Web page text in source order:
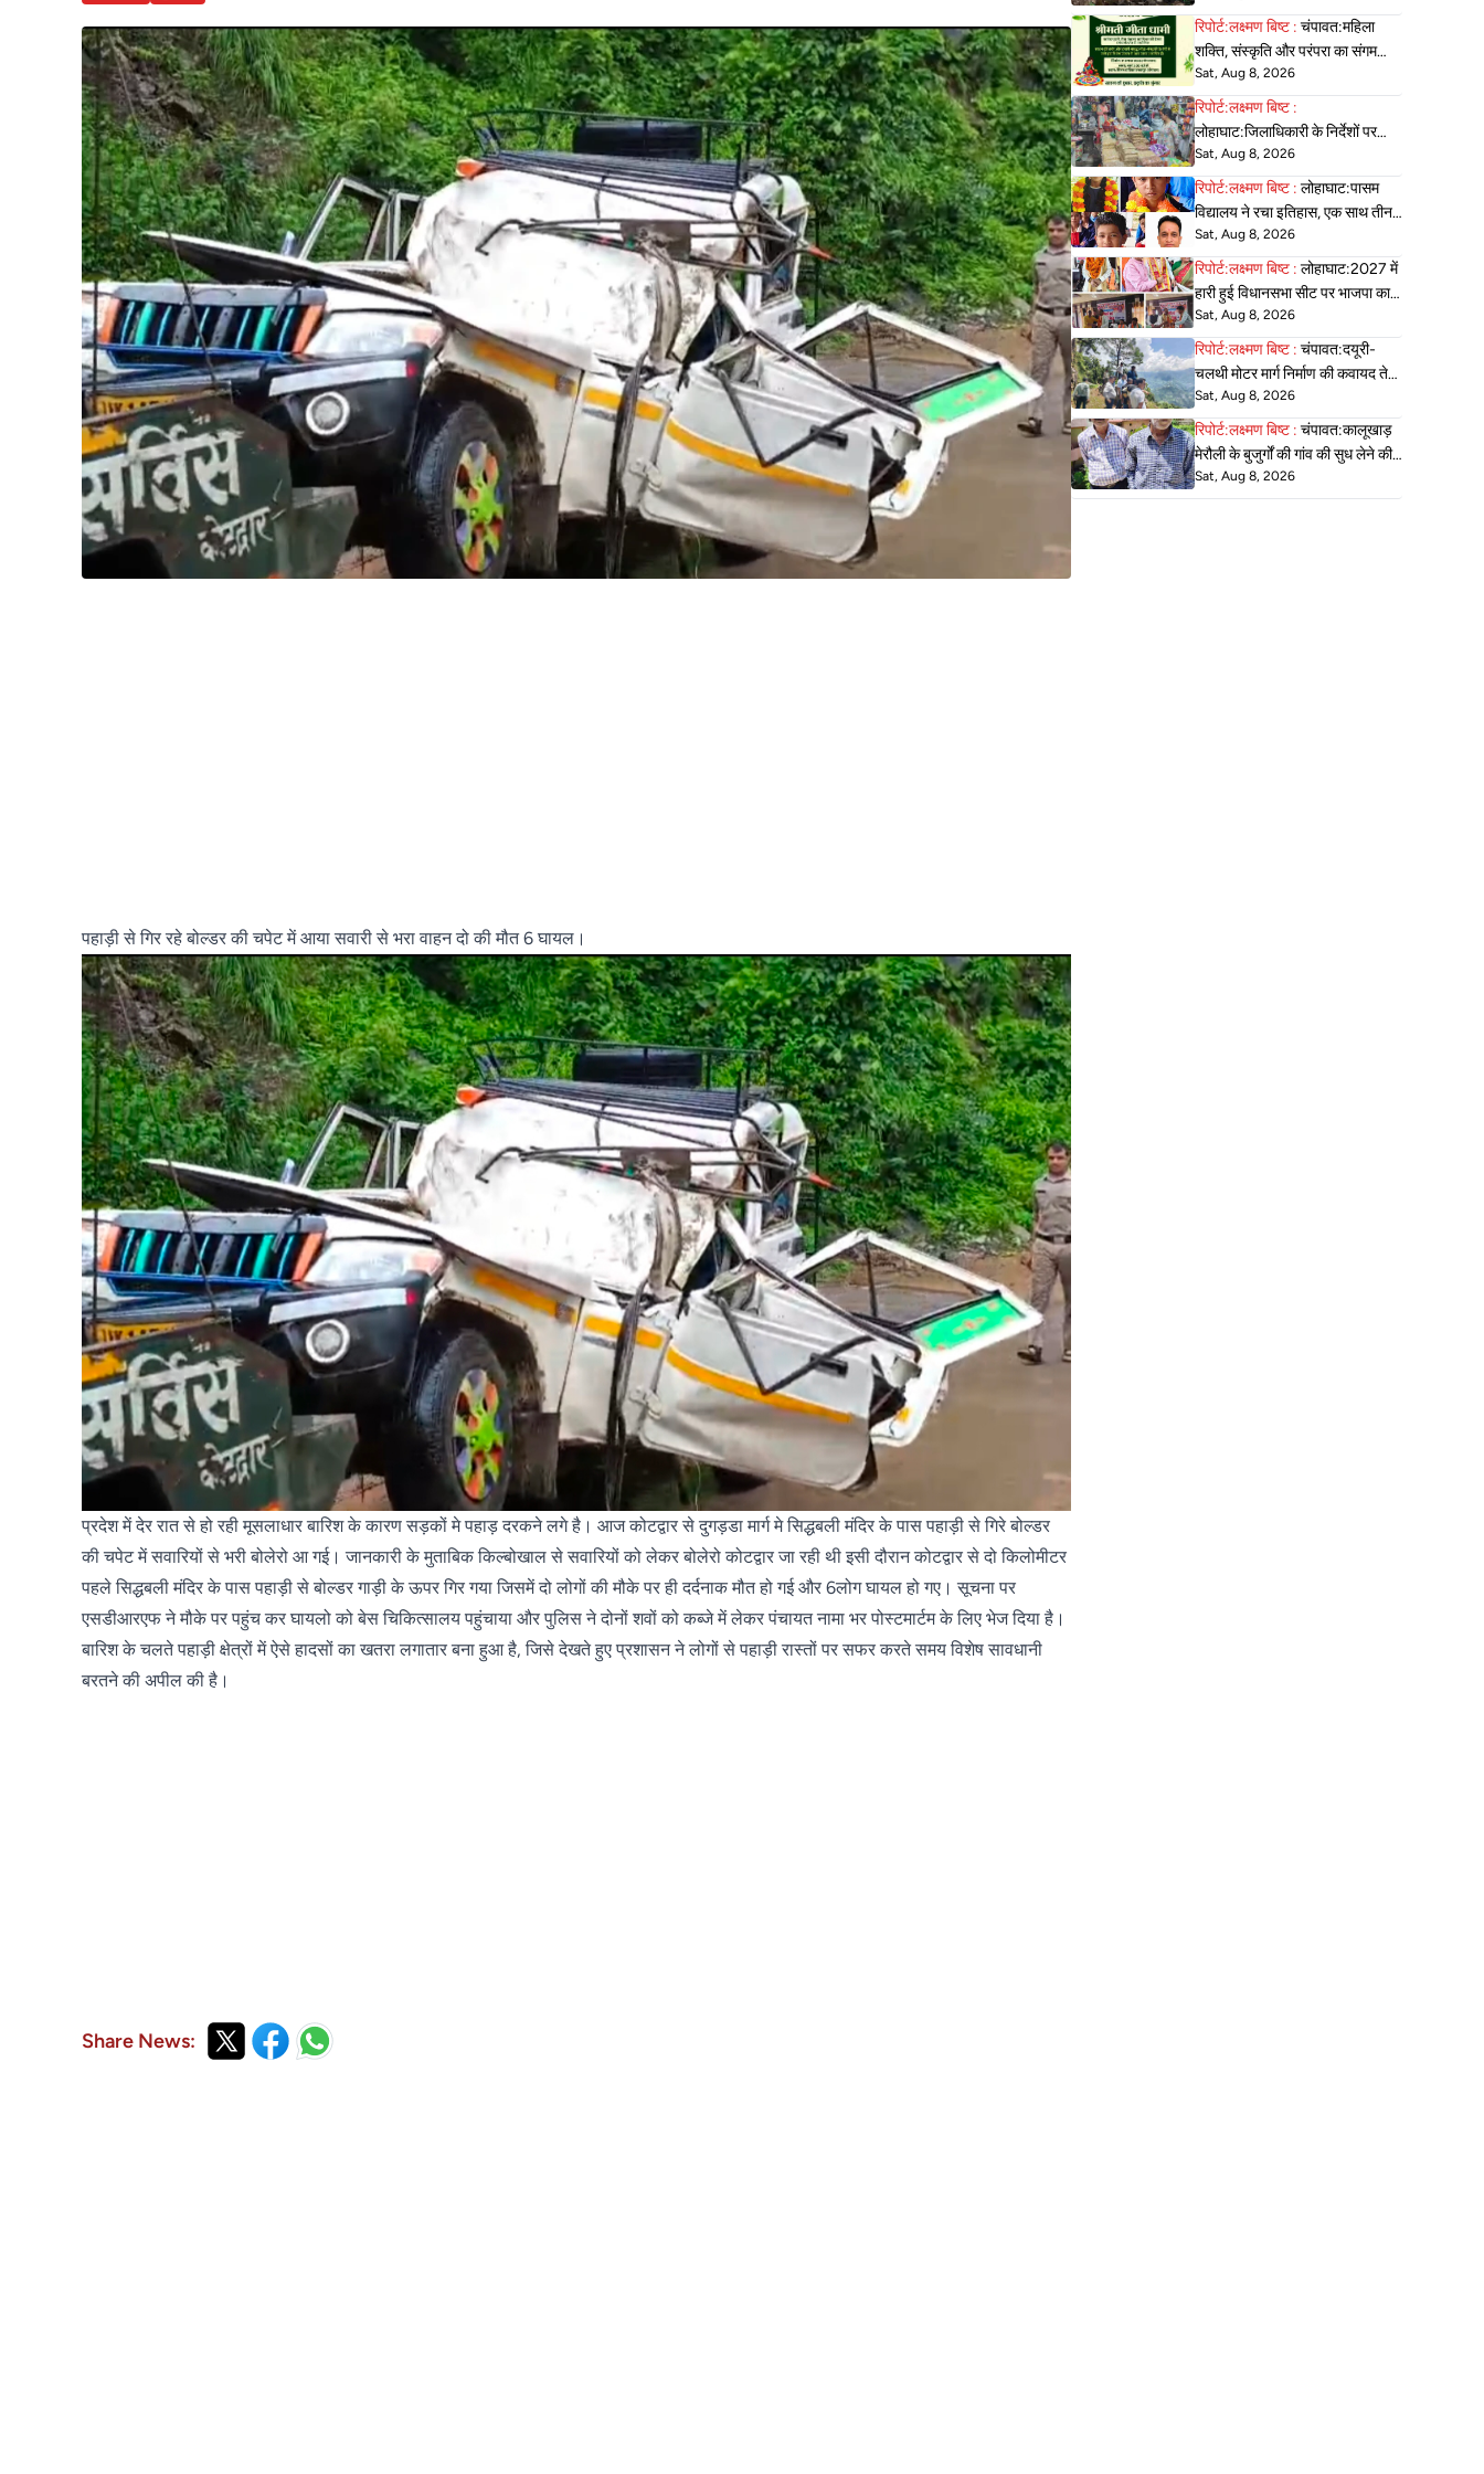
पहाड़ी से गिर रहे बोल्डर की चपेट में आया सवारी से भरा वाहन दो की मौत 6 घायल।
प्रदेश में देर रात से हो रही मूसलाधार बारिश के कारण सड़कों मे पहाड़ दरकने लगे है। आज कोटद्वार से दुगड़डा मार्ग मे सिद्धबली मंदिर के पास पहाड़ी से गिरे बोल्डर
की चपेट में सवारियों से भरी बोलेरो आ गई। जानकारी के मुताबिक किल्बोखाल से सवारियों को लेकर बोलेरो कोटद्वार जा रही थी इसी दौरान कोटद्वार से दो किलोमीटर
पहले सिद्धबली मंदिर के पास पहाड़ी से बोल्डर गाड़ी के ऊपर गिर गया जिसमें दो लोगों की मौके पर ही दर्दनाक मौत हो गई और 6लोग घायल हो गए। सूचना पर
एसडीआरएफ ने मौके पर पहुंच कर घायलो को बेस चिकित्सालय पहुंचाया और पुलिस ने दोनों शवों को कब्जे में लेकर पंचायत नामा भर पोस्टमार्टम के लिए भेज दिया है।
बारिश के चलते पहाड़ी क्षेत्रों में ऐसे हादसों का खतरा लगातार बना हुआ है, जिसे देखते हुए प्रशासन ने लोगों से पहाड़ी रास्तों पर सफर करते समय विशेष सावधानी
बरतने की अपील की है।
Share News:
रिपोर्ट:लक्ष्मण बिष्ट : चंपावत:महिला
शक्ति, संस्कृति और परंपरा का संगम
बनेगा ‘सावन उत्सव-2026’ 15
महिलाओं को मिलेगा नंदा शिखर सम्मान
Sat, Aug 8, 2026
रिपोर्ट:लक्ष्मण बिष्ट :
लोहाघाट:जिलाधिकारी के निर्देशों पर
लोहाघाट में दुकानों एवं जनरल स्टोरों का
हुआ सघन निरीक्षण
Sat, Aug 8, 2026
रिपोर्ट:लक्ष्मण बिष्ट : लोहाघाट:पासम
विद्यालय ने रचा इतिहास, एक साथ तीन
बच्चों का नवोदय विद्यालय में चयन।
Sat, Aug 8, 2026
रिपोर्ट:लक्ष्मण बिष्ट : लोहाघाट:2027 में
हारी हुई विधानसभा सीट पर भाजपा का
फोकस। मंत्री टम्टा ने ली पदाधिकारियों
ने ली बैठक ।
Sat, Aug 8, 2026
रिपोर्ट:लक्ष्मण बिष्ट : चंपावत:दयूरी-
चलथी मोटर मार्ग निर्माण की कवायद तेज,
जिलाधिकारी ने किया स्थलीय निरीक्षण
Sat, Aug 8, 2026
रिपोर्ट:लक्ष्मण बिष्ट : चंपावत:कालूखाड़
मेरौली के बुजुर्गों की गांव की सुध लेने की
विधायक व डीएम से गुहार।
Sat, Aug 8, 2026